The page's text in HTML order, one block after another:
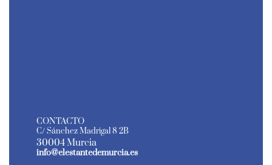
CONTACTO
C/ Sánchez Madrigal 8 2B
30004 Murcia
info@elestantedemurcia.es